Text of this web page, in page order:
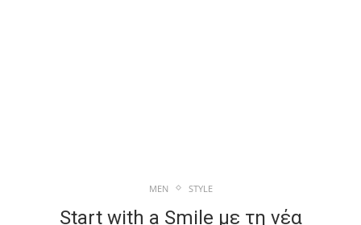
MEN STYLE
Start with a Smile με τη νέα